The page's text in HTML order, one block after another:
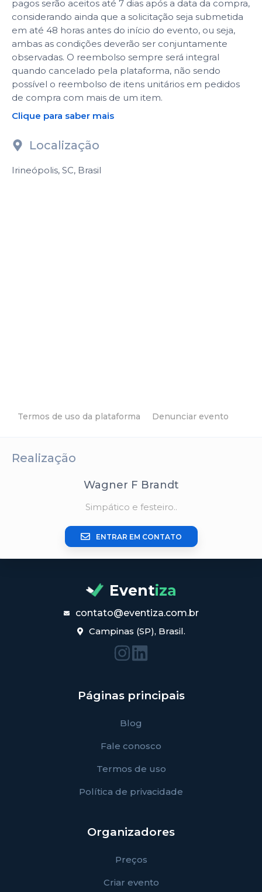
pagos serão aceitos até 7 dias após a data da compra,
considerando ainda que a solicitação seja submetida
em até 48 horas antes do início do evento, ou seja,
ambas as condições deverão ser conjuntamente
observadas. O reembolso sempre será integral
quando cancelado pela plataforma, não sendo
possível o reembolso de itens unitários em pedidos
de compra com mais de um item.
Clique para saber mais
Localização
Irineópolis, SC, Brasil
Termos de uso da plataforma Denunciar evento
Realização
Wagner F Brandt
Simpático e festeiro..
ENTRAR EM CONTATO
Eventiza
contato@eventiza.com.br
Campinas (SP), Brasil.
Páginas principais
Blog
Fale conosco
Termos de uso
Política de privacidade
Organizadores
Preços
Criar evento